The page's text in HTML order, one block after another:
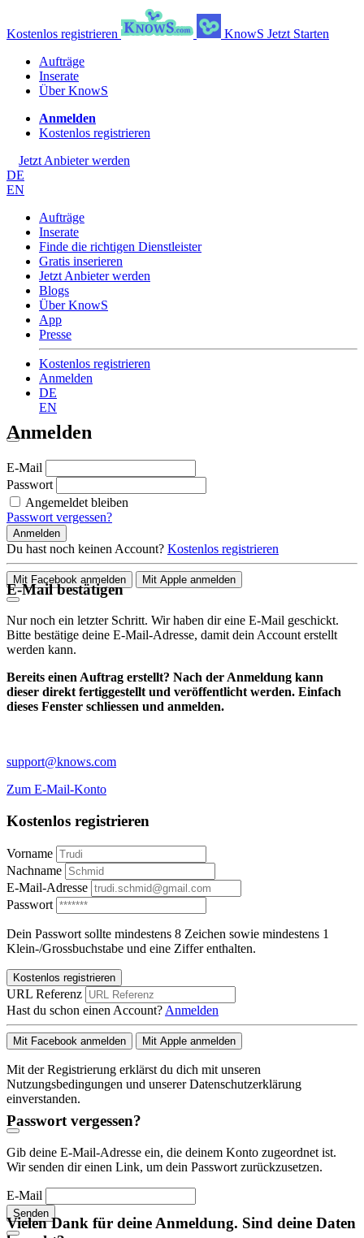
Kostenlos registrieren KnowS Jetzt Starten
Aufträge
Inserate
Über KnowS
Anmelden
Kostenlos registrieren
Jetzt Anbieter werden
DE
EN
Aufträge
Inserate
Finde die richtigen Dienstleister
Gratis inserieren
Jetzt Anbieter werden
Blogs
Über KnowS
App
Presse
Kostenlos registrieren
Anmelden
DE
EN
Anmelden
E-Mail
Passwort
Angemeldet bleiben
Passwort vergessen?
Anmelden
Du hast noch keinen Account? Kostenlos registrieren
Mit Facebook anmelden Mit Apple anmelden
E-Mail bestätigen
Nur noch ein letzter Schritt. Wir haben dir eine E-Mail geschickt.
Bitte bestätige deine E-Mail-Adresse, damit dein Account erstellt
werden kann.
Bereits einen Auftrag erstellt? Nach der Anmeldung kann
dieser direkt fertiggestellt und veröffentlicht werden. Einfach
dieses Fenster schliessen und anmelden.
support@knows.com
Zum E-Mail-Konto
Kostenlos registrieren
Vorname
Nachname
E-Mail-Adresse
Passwort
Dein Passwort sollte mindestens 8 Zeichen sowie mindestens 1
Klein-/Grossbuchstabe und eine Ziffer enthalten.
Kostenlos registrieren
URL Referenz
Hast du schon einen Account? Anmelden
Mit Facebook anmelden Mit Apple anmelden
Mit der Registrierung erklärst du dich mit unseren
Nutzungsbedingungen und unserer Datenschutzerklärung
einverstanden.
Passwort vergessen?
Gib deine E-Mail-Adresse ein, die deinem Konto zugeordnet ist.
Wir senden dir einen Link, um dein Passwort zurückzusetzen.
E-Mail
Senden
Vielen Dank für deine Anmeldung. Sind deine Daten